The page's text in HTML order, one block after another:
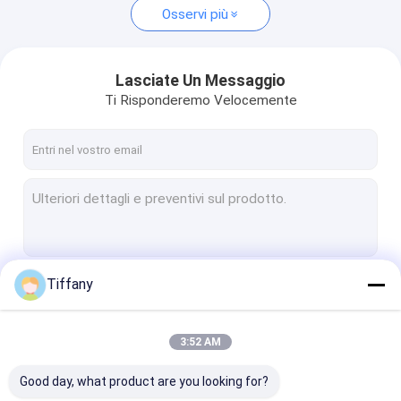
Osservi più
Lasciate Un Messaggio
Ti Risponderemo Velocemente
Tiffany
3:52 AM
Good day, what product are you looking for?